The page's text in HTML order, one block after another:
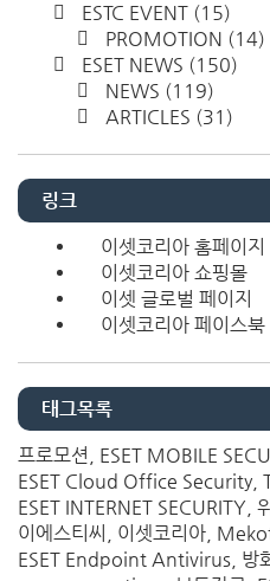
ESTC EVENT (15)
PROMOTION (14)
ESET NEWS (150)
NEWS (119)
ARTICLES (31)
링크
이셋코리아 홈페이지
이셋코리아 쇼핑몰
이셋 글로벌 페이지
이셋코리아 페이스북
태그목록
프로모션 ESET MOBILE
ESET Cloud Office Security
ESET INTERNET SECURITY
이에스티씨
이셋코리아
ESET Endpoint Antivirus 방